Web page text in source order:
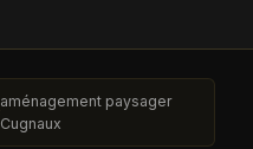
aménagement paysager
Cugnaux